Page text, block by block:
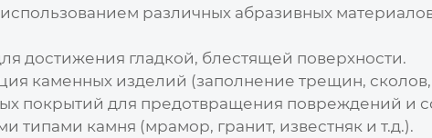
различных абразивных
достижения гладкой, блестящей поверхности.
каменных изделий (заполнение трещин,
покрытий для предотвращения повреждений и
типами камня (мрамор, гранит, известняк и т.д.).